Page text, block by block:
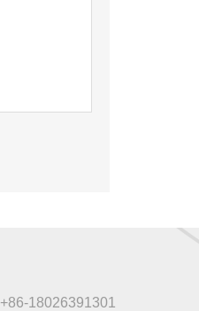
+86-18026391301